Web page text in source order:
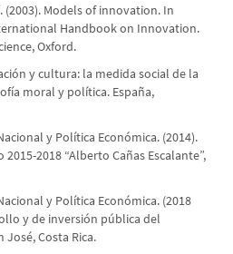
(2003). Models of innovation. In
Handbook on Innovation.
Oxford.
y cultura: la medida social de la
moral y política. España,
y Política Económica. (2014).
2018 “Alberto Cañas Escalante”,
y Política Económica. (2018
y de inversión pública del
José, Costa Rica.